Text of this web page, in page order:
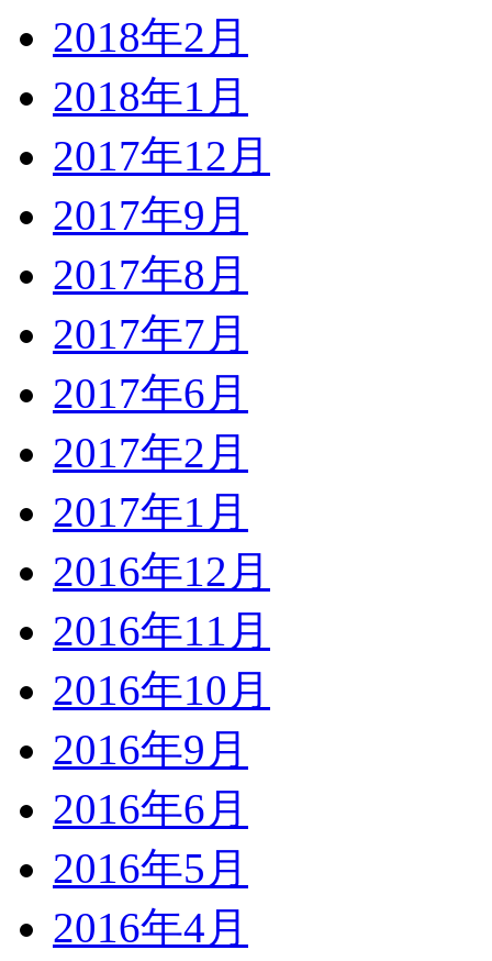
2018年2月
2018年1月
2017年12月
2017年9月
2017年8月
2017年7月
2017年6月
2017年2月
2017年1月
2016年12月
2016年11月
2016年10月
2016年9月
2016年6月
2016年5月
2016年4月